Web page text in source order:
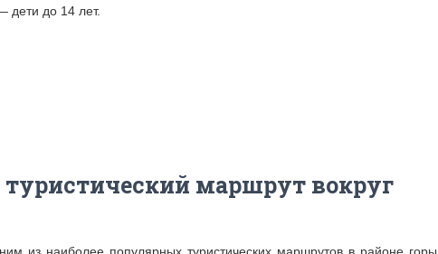
дети до 14 лет.
маршрут вокруг